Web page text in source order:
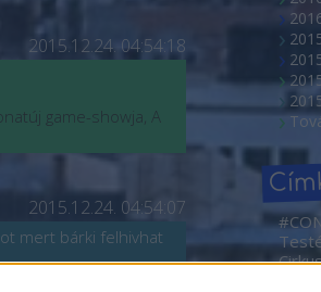
2015.12.24. 04:54:18
game-showja, A
2015.12.24. 04:54:07
mert bárki felhivhat